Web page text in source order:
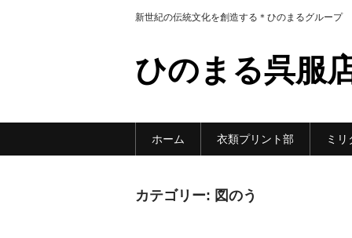
新世紀の伝統文化を創造する＊ひのまるグループ
ひのまる呉服
ホーム 衣類プリント部 ミリ
カテゴリー: 図のう